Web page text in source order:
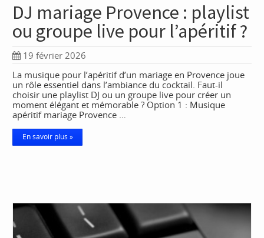
DJ mariage Provence : playlist
ou groupe live pour l’apéritif ?
19 février 2026
La musique pour l’apéritif d’un mariage en Provence joue
un rôle essentiel dans l’ambiance du cocktail. Faut-il
choisir une playlist DJ ou un groupe live pour créer un
moment élégant et mémorable ? Option 1 : Musique
apéritif mariage Provence …
En savoir plus »